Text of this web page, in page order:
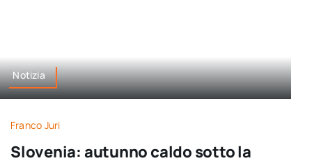
Notizia
Franco Juri
Slovenia: autunno caldo sotto la